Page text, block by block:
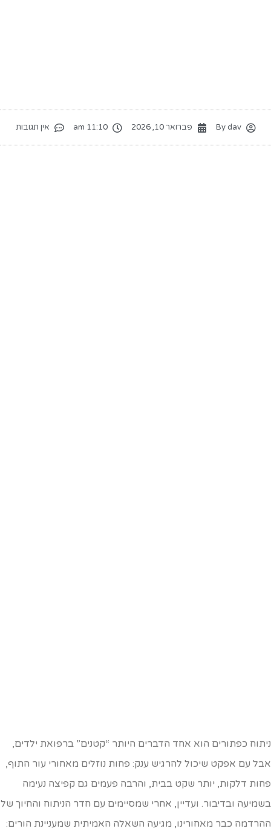
Bydav פברואר 10, 2026 11:10 am אין תגובות
כפתורים הוא אחד הדברים היותר “קטנים” ברפואת ילדים,
עם אפקט שיכול להרגיש ענק: פחות נוזלים מאחורי עור התוף,
דלקות, יותר שקט בבית, והרבה פעמים גם קפיצה נעימה
ובדיבור. ועדיין, אחרי שמסיימים עם חדר הניתוח והחיוך של
כבר מאחורינו, מגיעה השאלה האמיתית שמעניינת הורים: